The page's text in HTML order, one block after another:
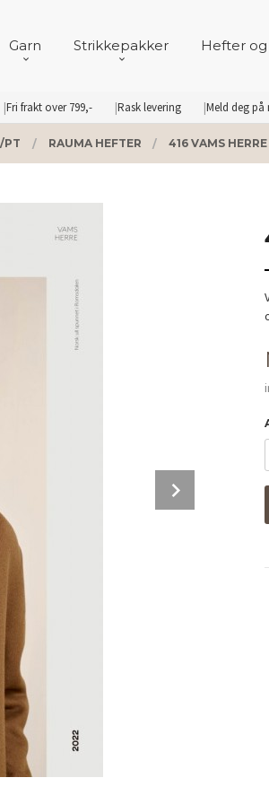
Fri frakt over 799,- Rask levering Meld deg
Garn Strikkepakker Hefter
PT RAUMA HEFTER 416 VAMS